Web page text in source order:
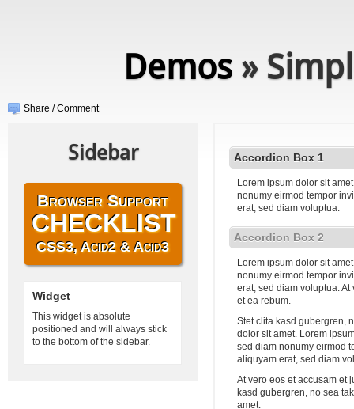
Demos»
Share / Comment
Accordion Box 1
Lorem ipsum dolor sit
nonumy eirmod tempor
erat, sed diam voluptua.
Accordion Box 2
Lorem ipsum dolor sit
nonumy eirmod tempor
erat, sed diam voluptua.
et ea rebum.
Stet clita kasd gubergren,
dolor sit amet. Lorem
sed diam nonumy eirmod
aliquyam erat, sed diam
At vero eos et accusam et
kasd gubergren, no sea
amet.
Sidebar
Browser Support
CHECKLIST
CSS3, Acid2 & Acid3
Widget
This widget is absolute
positioned and will always stick
to the bottom of the sidebar.